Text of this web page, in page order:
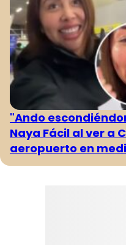
"Ando
Naya Fácil al ver a
aeropuerto en